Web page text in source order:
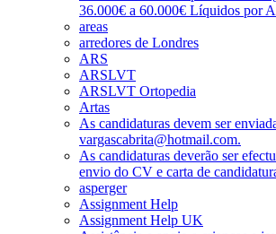
36.000€ a 60.000€ Líquidos por
areas
arredores de Londres
ARS
ARSLVT
ARSLVT Ortopedia
Artas
As candidaturas devem ser
vargascabrita@hotmail.com.
As candidaturas deverão ser
envio do CV e carta de
asperger
Assignment Help
Assignment Help UK